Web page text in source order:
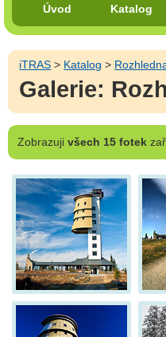
Úvod Katalog
iTRAS > Katalog >
Galerie:
Zobrazuji všech 15 fotek